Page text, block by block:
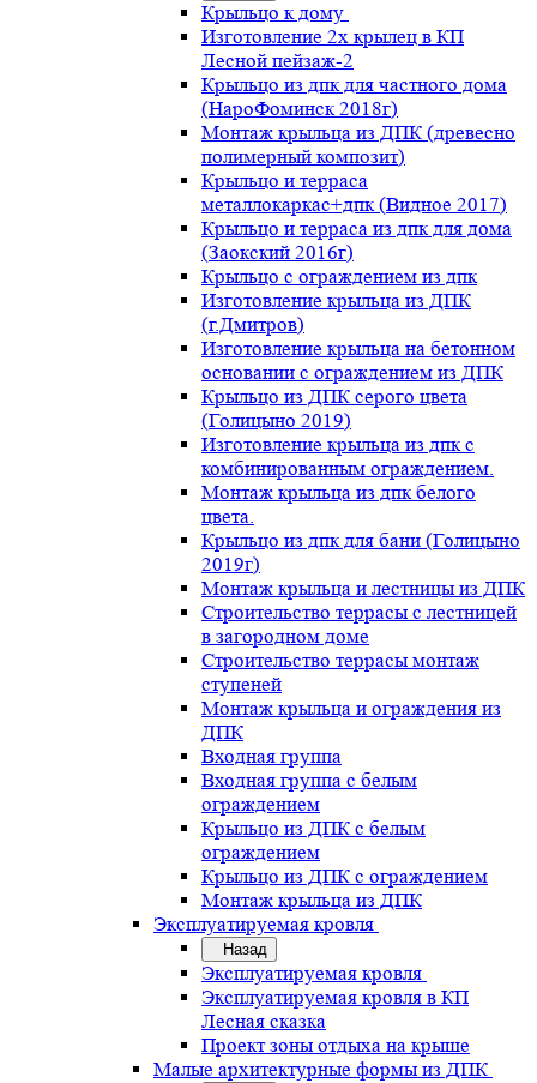
Крыльцо к дому
Изготовление 2х крылец в КП
Лесной пейзаж-2
Крыльцо из дпк для частного дома
(НароФоминск 2018г)
Монтаж крыльца из ДПК (древесно
полимерный композит)
Крыльцо и терраса
металлокаркас+дпк (Видное 2017)
Крыльцо и терраса из дпк для дома
(Заокский 2016г)
Крыльцо с ограждением из дпк
Изготовление крыльца из ДПК
(г.Дмитров)
Изготовление крыльца на бетонном
основании с ограждением из ДПК
Крыльцо из ДПК серого цвета
(Голицыно 2019)
Изготовление крыльца из дпк с
комбинированным ограждением.
Монтаж крыльца из дпк белого
цвета.
Крыльцо из дпк для бани (Голицыно
2019г)
Монтаж крыльца и лестницы из ДПК
Строительство террасы с лестницей
в загородном доме
Строительство террасы монтаж
ступеней
Монтаж крыльца и ограждения из
ДПК
Входная группа
Входная группа с белым
ограждением
Крыльцо из ДПК с белым
ограждением
Крыльцо из ДПК с ограждением
Монтаж крыльца из ДПК
Эксплуатируемая кровля
Назад
Эксплуатируемая кровля
Эксплуатируемая кровля в КП
Лесная сказка
Проект зоны отдыха на крыше
Малые архитектурные формы из ДПК